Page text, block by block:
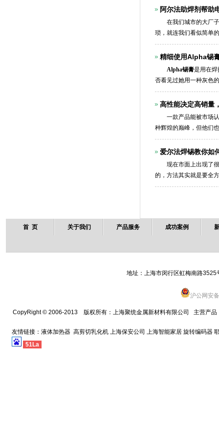
阿尔法助焊剂帮助
在我们城市的大厂子
琐，就连我们看似简单
来，所以需要一些辅助
精细使用Alpha锡
Alpha锡膏是用在焊
否看见过她用一种灰色
高性能决定高销量
一款产品能被市场认
种辉煌的巅峰，但他们
业中，Alpha焊锡取得了
爱尔法焊锡教你如
现在市面上出现了很
的，方法其实就是要全
以著名的焊锡品牌爱尔
首 页 关于我们 产品服务 成功案例
地址：上海市闵行区虹梅南路
沪公网安
CopyRight © 2006-2013 版权所有： 上海聚统金属新材料有限公司 主营产品
友情链接： 液体加热器 高剪切乳化机 上海保安公司 上海智能家居 旋转编码器
51La